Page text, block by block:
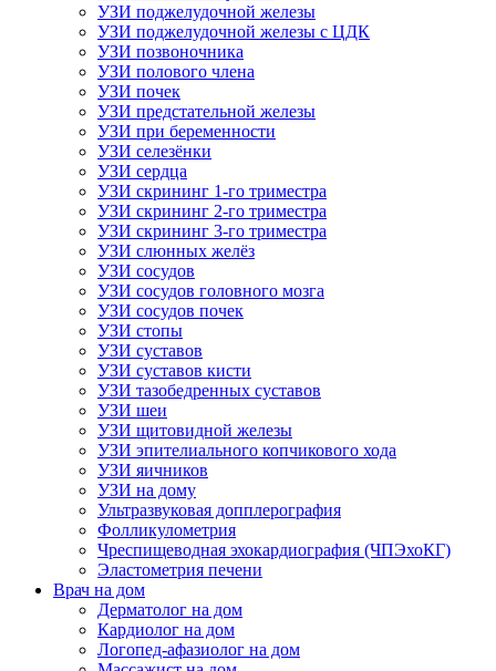
УЗИ поджелудочной железы
УЗИ поджелудочной железы с ЦДК
УЗИ позвоночника
УЗИ полового члена
УЗИ почек
УЗИ предстательной железы
УЗИ при беременности
УЗИ селезёнки
УЗИ сердца
УЗИ скрининг 1-го триместра
УЗИ скрининг 2-го триместра
УЗИ скрининг 3-го триместра
УЗИ слюнных желёз
УЗИ сосудов
УЗИ сосудов головного мозга
УЗИ сосудов почек
УЗИ стопы
УЗИ суставов
УЗИ суставов кисти
УЗИ тазобедренных суставов
УЗИ шеи
УЗИ щитовидной железы
УЗИ эпителиального копчикового хода
УЗИ яичников
УЗИ на дому
Ультразвуковая допплерография
Фолликулометрия
Чреспищеводная эхокардиография (ЧПЭхоКГ)
Эластометрия печени
Врач на дом
Дерматолог на дом
Кардиолог на дом
Логопед-афазиолог на дом